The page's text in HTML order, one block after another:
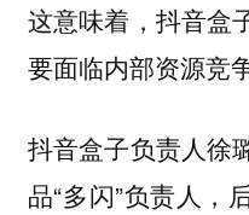
这意味着，抖音盒
要面临内部资源竞
抖音盒子负责人徐
品“多闪”负责人，